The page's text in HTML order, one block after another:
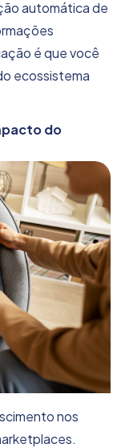
automática de
é que você
ecossistema
do
nos